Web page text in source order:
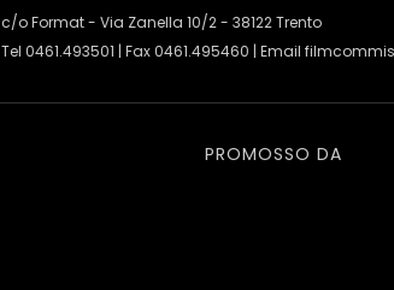
c/o Format - Via Zanella 10/2 - 38122 Trento
Tel 0461.493501 | Fax 0461.495460 | Email
PROMOSSO DA